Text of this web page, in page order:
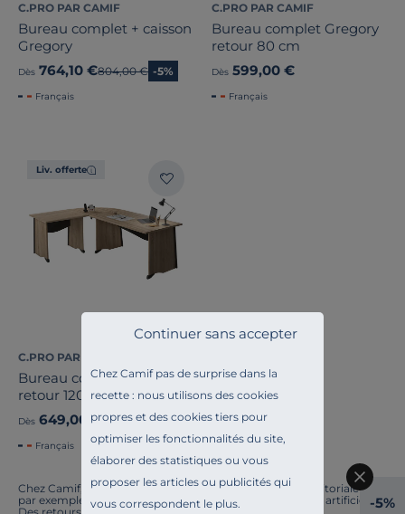
Chez Camif pas de surprise dans la
recette : nous utilisons des cookies
propres et des cookies tiers pour
optimiser les fonctionnalités du site,
élaborer des statistiques ou vous
proposer les articles ou publicités qui
vous correspondent le plus.
Continuer sans accepter
C.PRO PAR CAMIF
Bureau complet + caisson
Gregory
Dès 764,10 €Ancien prix
804,00 € -5%
Français
C.PRO PAR CAMIF
Bureau complet Gregory
retour 80 cm
Dès 599,00 €
Français
Liv. offerte
C.PRO PAR CAMIF
Bureau complet Gregory
retour 120 cm
Dès 649,00 €
Français
Chez Camif, on innove en permanence. Notre équipe éditoriale a
par exemple généré cette page à l'aide d'une intelligence artificielle.
Type de porte
Marque
Note des clients
Certifications et labels
Pays de fabrication
-5%